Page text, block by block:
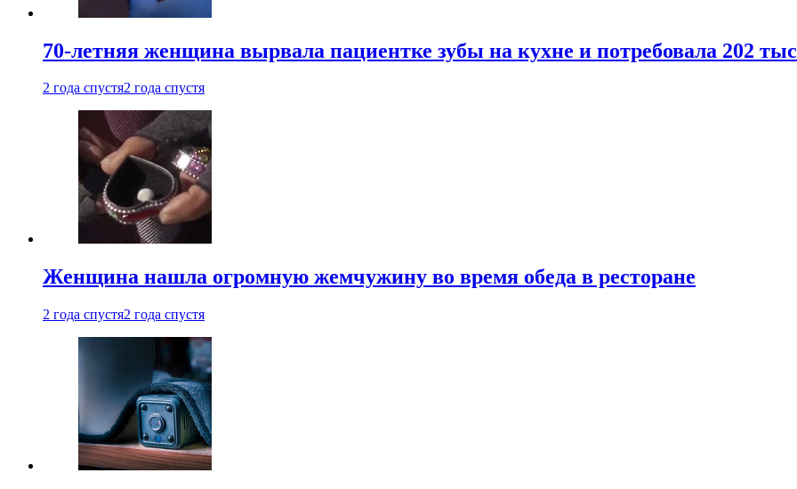
70-летняя женщина вырвала пациентке зубы на кухне и потребовала 202
2 года спустя2 года спустя
Женщина нашла огромную жемчужину во время обеда в ресторане
2 года спустя2 года спустя